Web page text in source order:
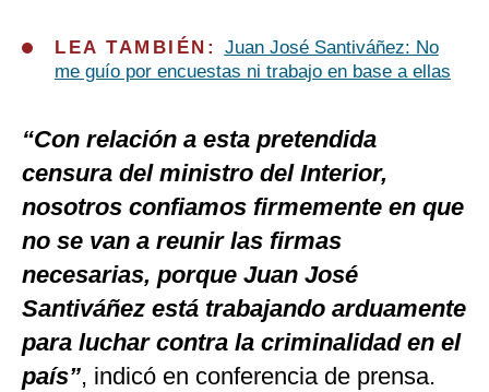
LEA TAMBIÉN: Juan José Santiváñez: No
me guío por encuestas ni trabajo en base a ellas
“Con relación a esta pretendida
censura del ministro del Interior,
nosotros confiamos firmemente en que
no se van a reunir las firmas
necesarias, porque Juan José
Santiváñez está trabajando arduamente
para luchar contra la criminalidad en el
país”, indicó en conferencia de prensa.